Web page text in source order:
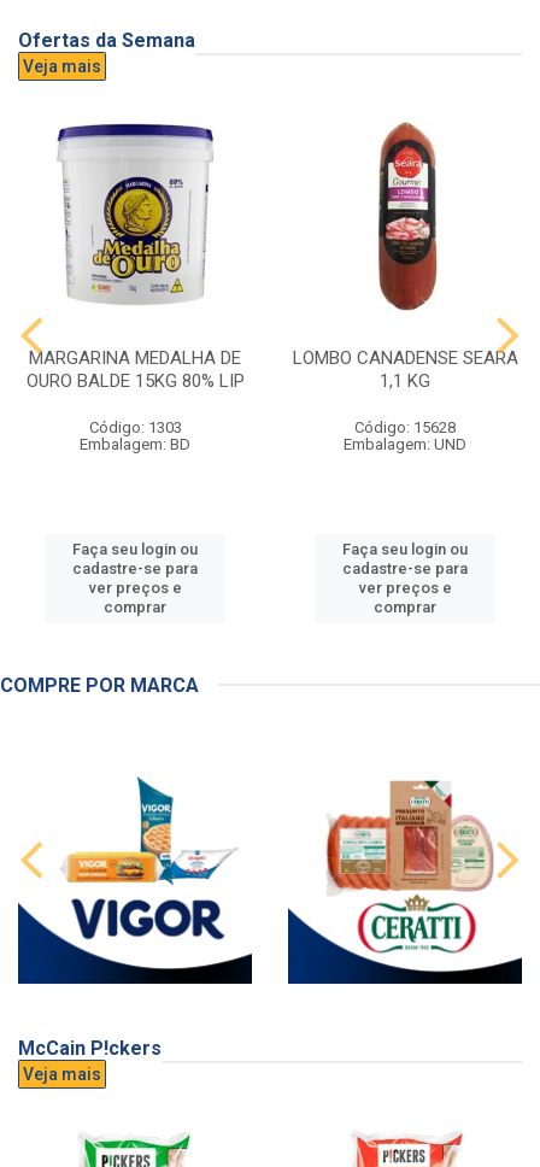
Ofertas da Semana
Veja mais
MARGARINA MEDALHA DE
OURO BALDE 15KG 80% LIP
Código: 1303
Embalagem: BD
Faça seu login ou
cadastre-se para
ver preços e
comprar
LOMBO CANADENSE SEARA
1,1 KG
Código: 15628
Embalagem: UND
Faça seu login ou
cadastre-se para
ver preços e
comprar
COMPRE POR MARCA
McCain P!ckers
Veja mais